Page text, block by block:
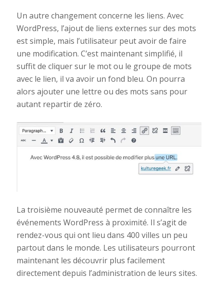
Un autre changement concerne les liens. Avec
WordPress, l’ajout de liens externes sur des mots
est simple, mais l’utilisateur peut avoir de faire
une modification. C’est maintenant simplifié, il
suffit de cliquer sur le mot ou le groupe de mots
avec le lien, il va avoir un fond bleu. On pourra
alors ajouter une lettre ou des mots sans pour
autant repartir de zéro.
La troisième nouveauté permet de connaître les
événements WordPress à proximité. Il s’agit de
rendez-vous qui ont lieu dans 400 villes un peu
partout dans le monde. Les utilisateurs pourront
maintenant les découvrir plus facilement
directement depuis l’administration de leurs sites.